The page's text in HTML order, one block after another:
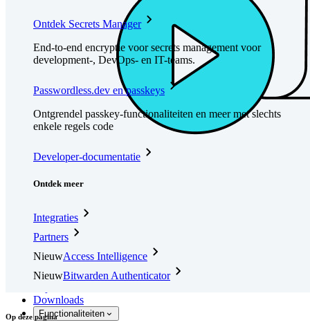
Ontdek Secrets Manager
End-to-end encryptie voor secrets management voor
development-, DevOps- en IT-teams.
Passwordless.dev en passkeys
Ontgrendel passkey-functionaliteiten en meer met slechts
enkele regels code
Developer-documentatie
Ontdek meer
Integraties
Partners
NieuwAccess Intelligence
NieuwBitwarden Authenticator
Downloads
Functionaliteiten
Op deze pagina